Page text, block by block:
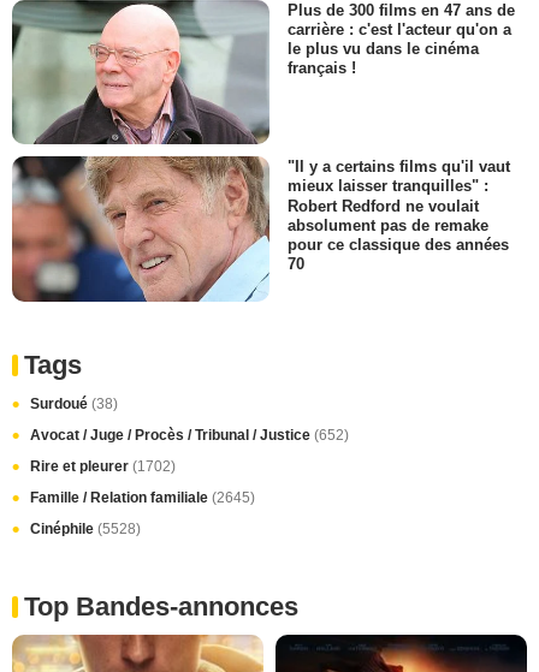
Plus de 300 films en 47 ans de
carrière : c'est l'acteur qu'on a
le plus vu dans le cinéma
français !
"Il y a certains films qu'il vaut
mieux laisser tranquilles" :
Robert Redford ne voulait
absolument pas de remake
pour ce classique des années
70
Tags
Surdoué (38)
Avocat / Juge / Procès / Tribunal / Justice (652)
Rire et pleurer (1702)
Famille / Relation familiale (2645)
Cinéphile (5528)
Top Bandes-annonces